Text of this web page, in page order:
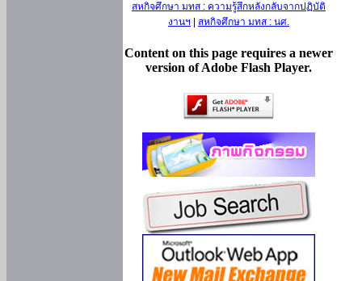
สหกิจศึกษา มทส : ความรู้สึกหลังกลับจากปฏิบัติ
งานฯ
สหกิจศึกษา มทส : นศ.
Content on this page requires a newer
version of Adobe Flash Player.